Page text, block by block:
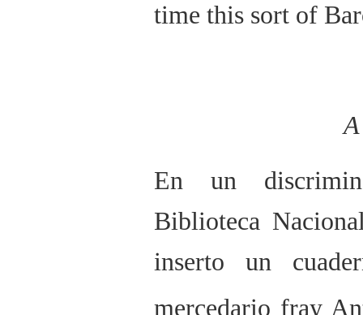
time this sort of
En un
Biblioteca
inserto un
mercedario fray